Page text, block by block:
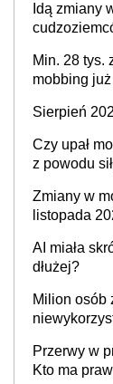
stosunku
Idą zmiany
Min. 28 tys.
mobbing
Sierpień
Czy upał
z powodu
Zmiany w
listopada
AI miała
dłużej?
Milion osób
refundacji,
Przerwy w
Kto ma